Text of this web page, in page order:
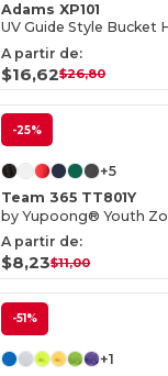
Adams XP101
UV Guide Style Bucket
A partir de:
$16,62$26,80
-25%
+5
Team 365 TT801Y
by Yupoong® Youth
A partir de:
$8,23$11,00
-51%
+1